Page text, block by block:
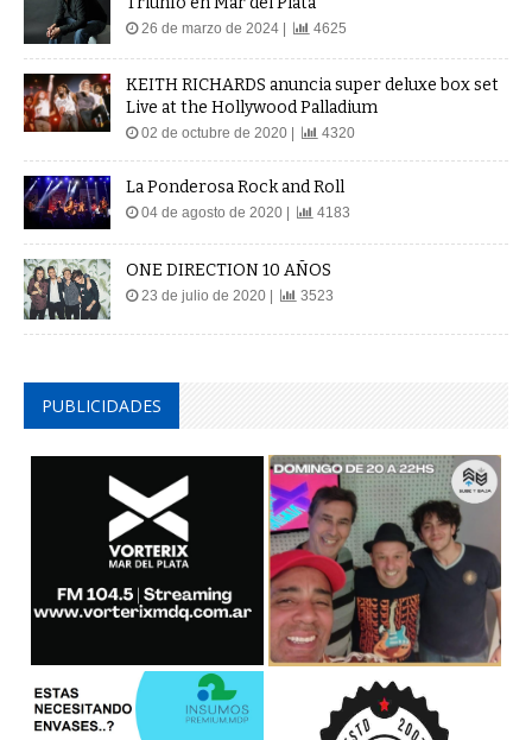
26 de marzo de 2024 | 4625
KEITH RICHARDS anuncia super deluxe box set
Live at the Hollywood Palladium
02 de octubre de 2020 | 4320
La Ponderosa Rock and Roll
04 de agosto de 2020 | 4183
ONE DIRECTION 10 AÑOS
23 de julio de 2020 | 3523
PUBLICIDADES